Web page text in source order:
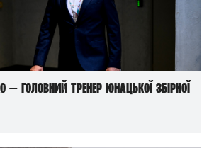
— головний тренер юнацької збірної